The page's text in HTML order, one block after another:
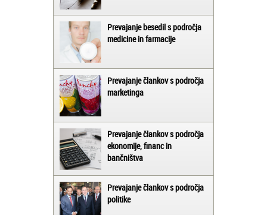
Prevajanje besedil s področja
medicine in farmacije
Prevajanje člankov s področja
marketinga
Prevajanje člankov s področja
ekonomije, financ in
bančništva
Prevajanje člankov s področja
politike